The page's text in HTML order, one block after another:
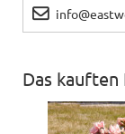
Das kauften